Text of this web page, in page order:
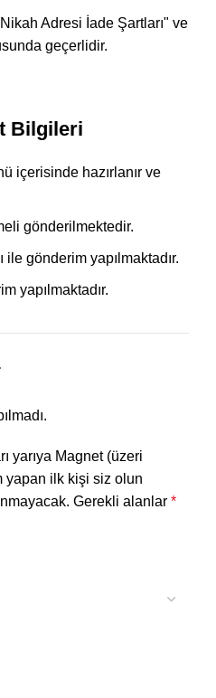
Adresi İade Şartları" ve
geçerlidir.
Bilgileri
içerisinde hazırlanır ve
gönderilmektedir.
ile gönderim yapılmaktadır.
yapılmaktadır.
yarıya Magnet (üzeri
yapan ilk kişi siz olun
Gerekli alanlar *